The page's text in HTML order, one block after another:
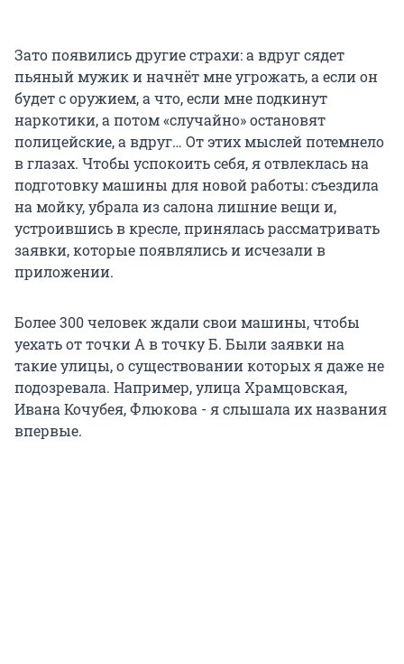
Зато появились другие страхи: а вдруг сядет
пьяный мужик и начнёт мне угрожать, а если он
будет с оружием, а что, если мне подкинут
наркотики, а потом «случайно» остановят
полицейские, а вдруг… От этих мыслей потемнело
в глазах. Чтобы успокоить себя, я отвлеклась на
подготовку машины для новой работы: съездила
на мойку, убрала из салона лишние вещи и,
устроившись в кресле, принялась рассматривать
заявки, которые появлялись и исчезали в
приложении.
Более 300 человек ждали свои машины, чтобы
уехать от точки А в точку Б. Были заявки на
такие улицы, о существовании которых я даже не
подозревала. Например, улица Храмцовская,
Ивана Кочубея, Флюкова - я слышала их названия
впервые.